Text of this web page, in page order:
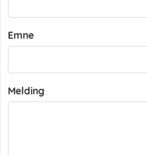
Emne
Melding